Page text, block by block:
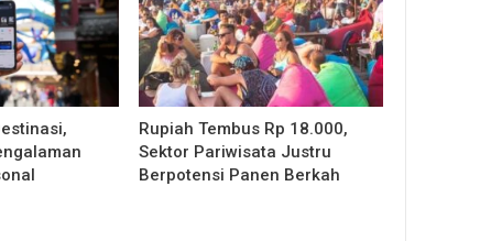
Rupiah Tembus Rp 18.000,
Sektor Pariwisata Justru
Berpotensi Panen Berkah